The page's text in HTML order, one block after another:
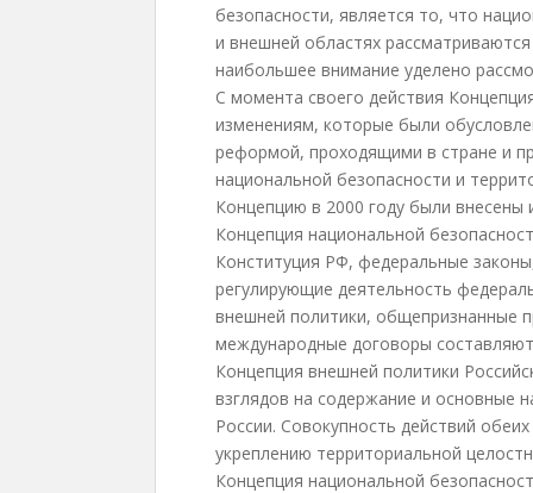
безопасности, является то, что
и внешней областях
наибольшее внимание уделено
С момента своего действия
изменениям, которые были
реформой, проходящими в стране и
национальной безопасности и
Концепцию в 2000 году были внесены
Концепция национальной
Конституция РФ, федеральные
регулирующие деятельность
внешней политики, общепризнанные
международные договоры
Концепция внешней политики
взглядов на содержание и основные
России. Совокупность действий
укреплению территориальной
Концепция национальной